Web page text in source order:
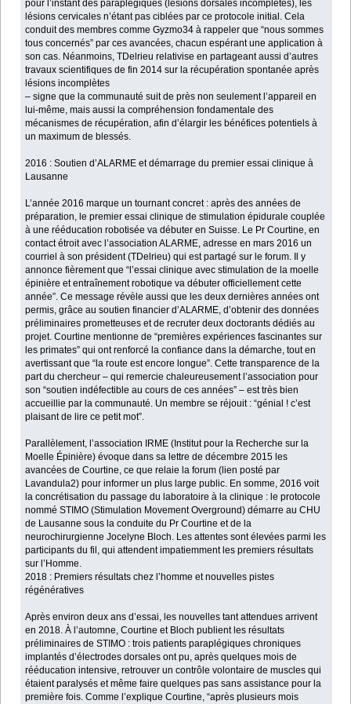
pour l’instant des paraplégiques (lésions dorsales incomplètes), les
lésions cervicales n’étant pas ciblées par ce protocole initial. Cela
conduit des membres comme Gyzmo34 à rappeler que “nous sommes
tous concernés” par ces avancées, chacun espérant une application à
son cas. Néanmoins, TDelrieu relativise en partageant aussi d’autres
travaux scientifiques de fin 2014 sur la récupération spontanée après
lésions incomplètes
– signe que la communauté suit de près non seulement l’appareil en
lui-même, mais aussi la compréhension fondamentale des
mécanismes de récupération, afin d’élargir les bénéfices potentiels à
un maximum de blessés.
2016 : Soutien d’ALARME et démarrage du premier essai clinique à
Lausanne
L’année 2016 marque un tournant concret : après des années de
préparation, le premier essai clinique de stimulation épidurale couplée
à une rééducation robotisée va débuter en Suisse. Le Pr Courtine, en
contact étroit avec l’association ALARME, adresse en mars 2016 un
courriel à son président (TDelrieu) qui est partagé sur le forum. Il y
annonce fièrement que “l’essai clinique avec stimulation de la moelle
épinière et entraînement robotique va débuter officiellement cette
année”. Ce message révèle aussi que les deux dernières années ont
permis, grâce au soutien financier d’ALARME, d’obtenir des données
préliminaires prometteuses et de recruter deux doctorants dédiés au
projet. Courtine mentionne de “premières expériences fascinantes sur
les primates” qui ont renforcé la confiance dans la démarche, tout en
avertissant que “la route est encore longue”. Cette transparence de la
part du chercheur – qui remercie chaleureusement l’association pour
son “soutien indéfectible au cours de ces années” – est très bien
accueillie par la communauté. Un membre se réjouit : “génial ! c’est
plaisant de lire ce petit mot”.
Parallèlement, l’association IRME (Institut pour la Recherche sur la
Moelle Épinière) évoque dans sa lettre de décembre 2015 les
avancées de Courtine, ce que relaie la forum (lien posté par
Lavandula2) pour informer un plus large public. En somme, 2016 voit
la concrétisation du passage du laboratoire à la clinique : le protocole
nommé STIMO (Stimulation Movement Overground) démarre au CHU
de Lausanne sous la conduite du Pr Courtine et de la
neurochirurgienne Jocelyne Bloch. Les attentes sont élevées parmi les
participants du fil, qui attendent impatiemment les premiers résultats
sur l’Homme.
2018 : Premiers résultats chez l’homme et nouvelles pistes
régénératives
Après environ deux ans d’essai, les nouvelles tant attendues arrivent
en 2018. À l’automne, Courtine et Bloch publient les résultats
préliminaires de STIMO : trois patients paraplégiques chroniques
implantés d’électrodes dorsales ont pu, après quelques mois de
rééducation intensive, retrouver un contrôle volontaire de muscles qui
étaient paralysés et même faire quelques pas sans assistance pour la
première fois. Comme l’explique Courtine, “après plusieurs mois